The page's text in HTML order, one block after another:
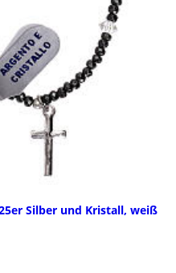
Silber und Kristall, weiß